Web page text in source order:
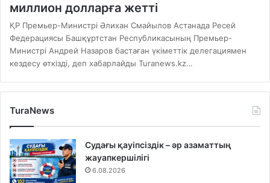
миллион долларға жетті
ҚР Премьер-Министрі Әлихан Смайылов Астанада Ресей
Федерациясы Башқұртстан Республикасының Премьер-
Министрі Андрей Назаров бастаған үкіметтік делегациямен
кездесу өткізді, деп хабарлайды Turanews.kz…
TuraNews
Судағы қауіпсіздік – әр азаматтың
жауапкершілігі
6.08.2026